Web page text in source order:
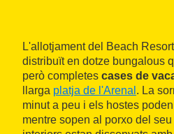
L'allotjament del Beach
distribuït en dotze bungalous
però completes cases de
llarga platja de l'Arenal . La
minut a peu i els hostes
mentre sopen al porxo del